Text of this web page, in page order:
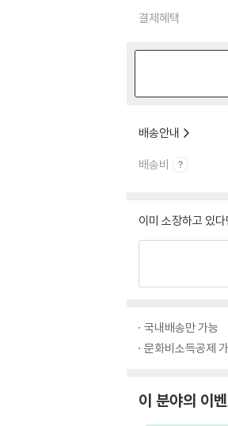
결제혜택
배송안내
배송비
이미 소장하고 있
국내배송만 가능
문화비소득공제
이 분야의 이